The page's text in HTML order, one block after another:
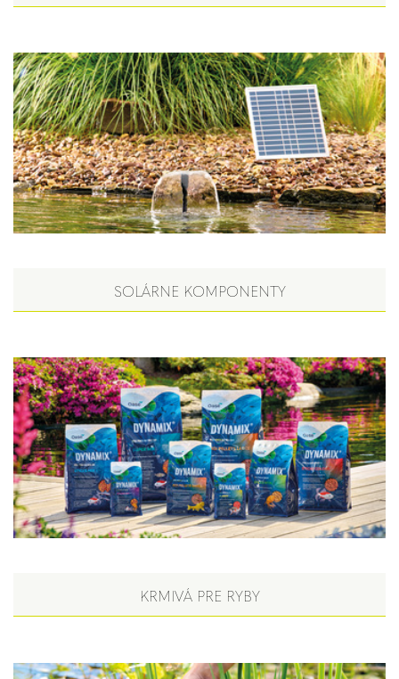
SOLÁRNE KOMPONENTY
KRMIVÁ PRE RYBY